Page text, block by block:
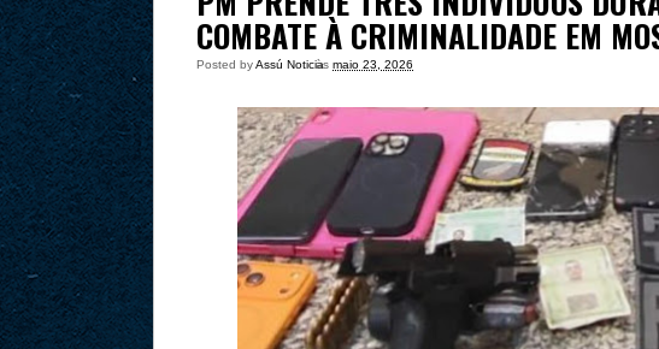
COMBATE À CRIMINALIDADE EM
Posted byAssú Noticia
às maio 23, 2026